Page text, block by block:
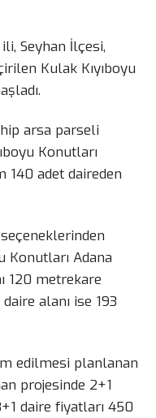
Seyhan İlçesi,
Kulak Kıyıboyu
arsa parseli
Konutları
140 adet daireden
Konutları Adana
120 metrekare
alanı ise 193
edilmesi planlanan
projesinde 2+1
daire fiyatları 450